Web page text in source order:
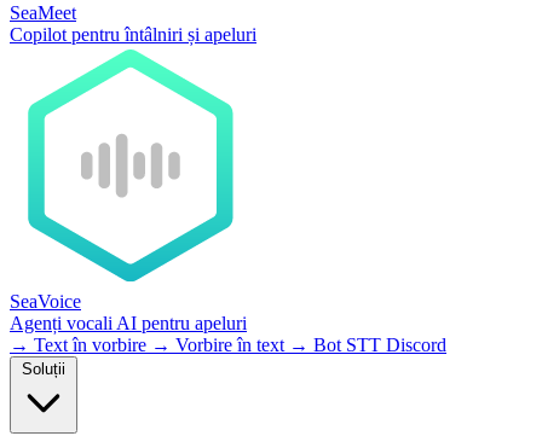
SeaMeet
Copilot pentru întâlniri și apeluri
SeaVoice
Agenți vocali AI pentru apeluri
→ Text în vorbire → Vorbire în text → Bot STT Discord